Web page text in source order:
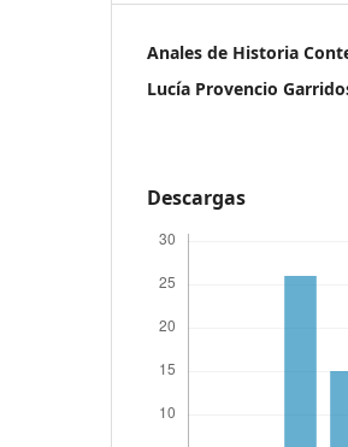
Anales de Historia
Lucía Provencio
Descargas